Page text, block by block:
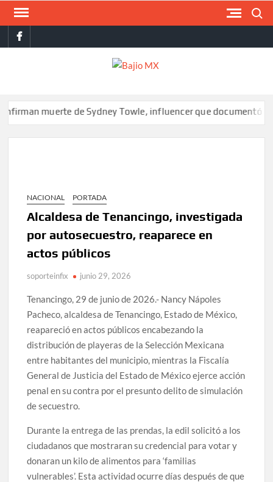
Saltar
contenidofacebook
muerte de Sydney Towle, influencer que documentó su lucha
NACIONAL PORTADA
Alcaldesa de Tenancingo, investigada
por autosecuestro, reaparece en
actos públicos
soporteinfix junio 29, 2026
Tenancingo, 29 de junio de 2026.- Nancy Nápoles
Pacheco, alcaldesa de Tenancingo, Estado de México,
reapareció en actos públicos encabezando la
distribución de playeras de la Selección Mexicana
entre habitantes del municipio, mientras la Fiscalía
General de Justicia del Estado de México ejerce acción
penal en su contra por el presunto delito de simulación
de secuestro.
Durante la entrega de las prendas, la edil solicitó a los
ciudadanos que mostraran su credencial para votar y
donaran un kilo de alimentos para ‘familias
vulnerables’. Esta actividad ocurre días después de que